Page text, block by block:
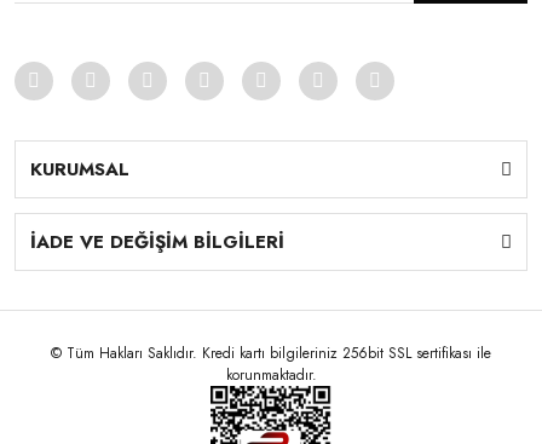
KURUMSAL
İADE VE DEĞİŞİM BİLGİLERİ
© Tüm Hakları Saklıdır. Kredi kartı bilgileriniz 256bit SSL sertifikası ile
korunmaktadır.